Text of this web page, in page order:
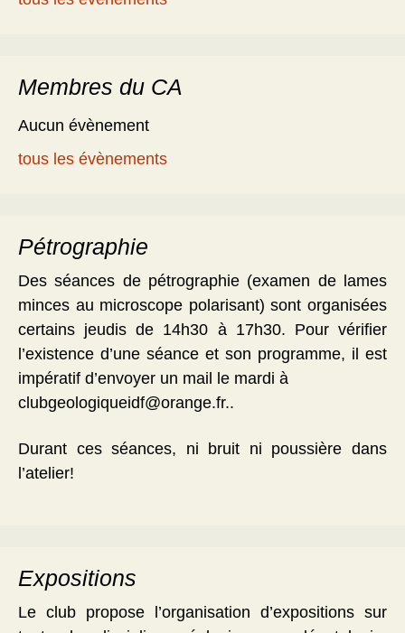
Membres du CA
Aucun évènement
tous les évènements
Pétrographie
Des séances de pétrographie (examen de lames
minces au microscope polarisant) sont organisées
certains jeudis de 14h30 à 17h30. Pour vérifier
l’existence d’une séance et son programme, il est
impératif d’envoyer un mail le mardi à
clubgeologiqueidf@orange.fr..
Durant ces séances, ni bruit ni poussière dans
l’atelier!
Expositions
Le club propose l’organisation d’expositions sur